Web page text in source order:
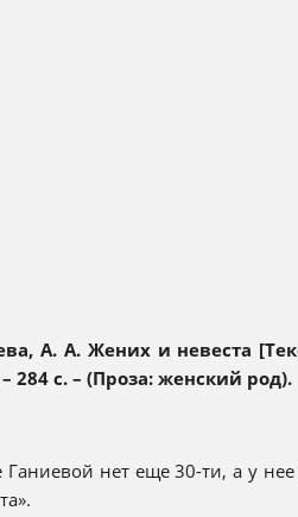
А. А. Жених и невеста
284 с. – (Проза: женский род).
Ганиевой нет еще 30-ти, а у